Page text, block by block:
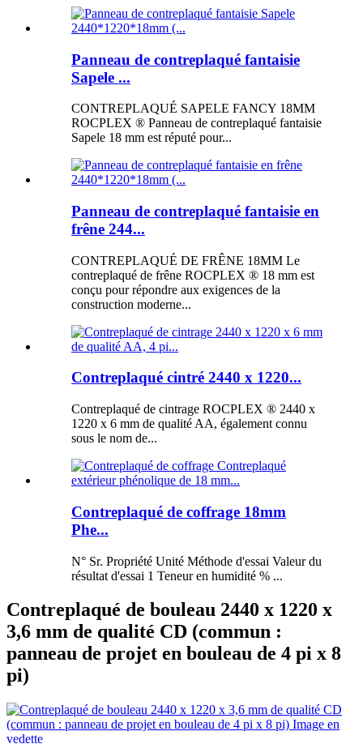
Panneau de contreplaqué fantaisie
Sapele ...
CONTREPLAQUÉ SAPELE FANCY 18MM
ROCPLEX ® Panneau de contreplaqué fantaisie
Sapele 18 mm est réputé pour...
Panneau de contreplaqué fantaisie en
frêne 244...
CONTREPLAQUÉ DE FRÊNE 18MM Le
contreplaqué de frêne ROCPLEX ® 18 mm est
conçu pour répondre aux exigences de la
construction moderne...
Contreplaqué cintré 2440 x 1220...
Contreplaqué de cintrage ROCPLEX ® 2440 x
1220 x 6 mm de qualité AA, également connu
sous le nom de...
Contreplaqué de coffrage 18mm
Phe...
N° Sr. Propriété Unité Méthode d'essai Valeur du
résultat d'essai 1 Teneur en humidité % ...
Contreplaqué de bouleau 2440 x 1220 x
3,6 mm de qualité CD (commun :
panneau de projet en bouleau de 4 pi x 8
pi)